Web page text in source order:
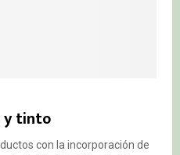
y tinto
con la incorporación de